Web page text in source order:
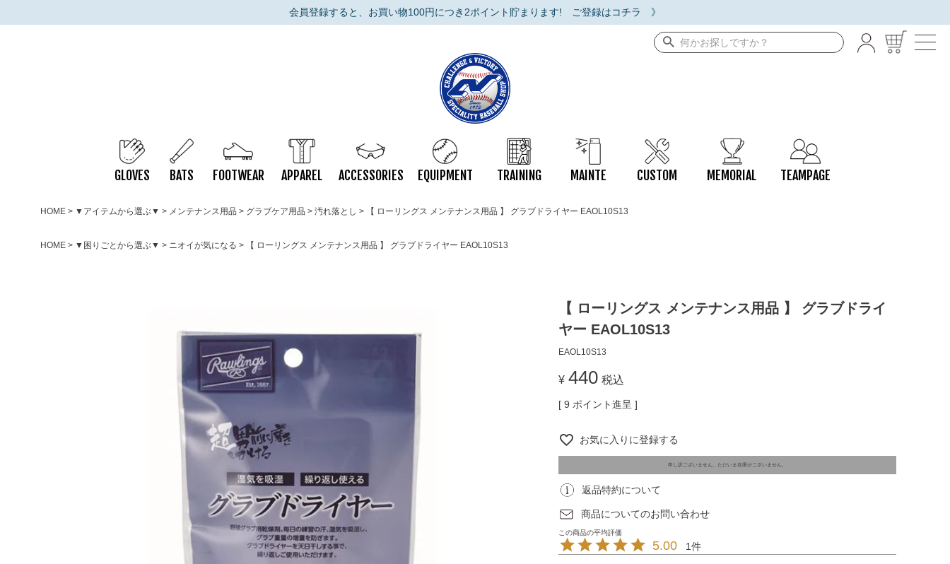
会員登録すると、お買い物100円につき2ポイント貯まります! ご登録はコチラ 》
GLOVES BATS FOOTWEAR APPAREL ACCESSORIES EQUIPMENT TRAINING MAINTE CUSTOM MEMORIAL TEAMPAGE
HOME ▼アイテムから選ぶ▼ メンテナンス用品 グラブケア用品 汚れ落とし 【 ローリングス メンテナンス用品 】 グラブドライヤー EAOL10S13
HOME ▼困りごとから選ぶ▼ ニオイが気になる 【 ローリングス メンテナンス用品 】 グラブドライヤー EAOL10S13
【 ローリングス メンテナンス用品 】 グラブドライ
ヤー EAOL10S13
EAOL10S13
¥ 440 税込
[ 9 ポイント進呈 ]
お気に入りに登録する
申し訳ございません。ただいま在庫がございません。
返品特約について
商品についてのお問い合わせ
5.00 1